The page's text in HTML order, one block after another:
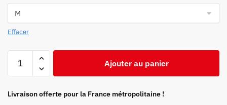
Effacer
Demon
Ajouter au panier
Livraison offerte pour la France métropolitaine !